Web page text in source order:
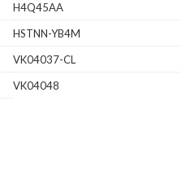
H4Q45AA
HSTNN-YB4M
VK04037-CL
VK04048